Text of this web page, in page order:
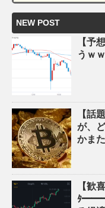
NEW POST
【予
うｗ
【話
が、
かま
【歓
ﾀ